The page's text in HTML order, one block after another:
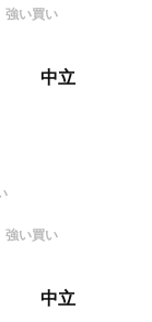
強い買い
中立
強い買い
中立